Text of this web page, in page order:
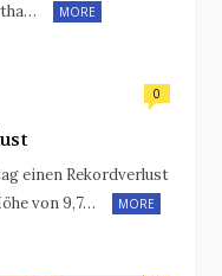
MORE
0
einen Rekordverlust
von 9,7…
MORE